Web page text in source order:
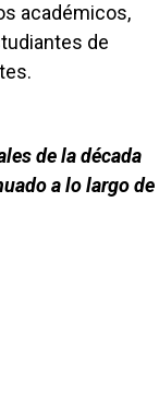
académicos,
de
de la década
a lo largo de